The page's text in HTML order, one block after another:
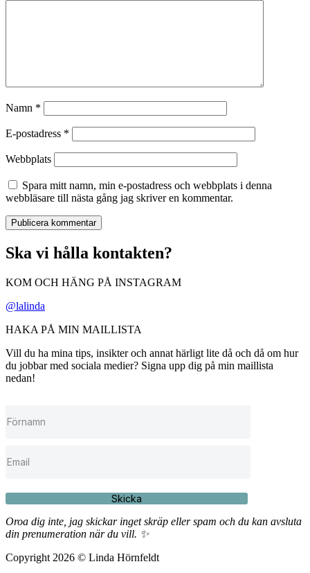
Namn *
E-postadress *
Webbplats
Spara mitt namn, min e-postadress och webbplats i denna
webbläsare till nästa gång jag skriver en kommentar.
Ska vi hålla kontakten?
KOM OCH HÄNG PÅ INSTAGRAM
@lalinda
HAKA PÅ MIN MAILLISTA
Vill du ha mina tips, insikter och annat härligt lite då och då om hur
du jobbar med sociala medier? Signa upp dig på min maillista
nedan!
Skicka
Oroa dig inte, jag skickar inget skräp eller spam och du kan avsluta
din prenumeration när du vill. ✨
Copyright 2026 © Linda Hörnfeldt